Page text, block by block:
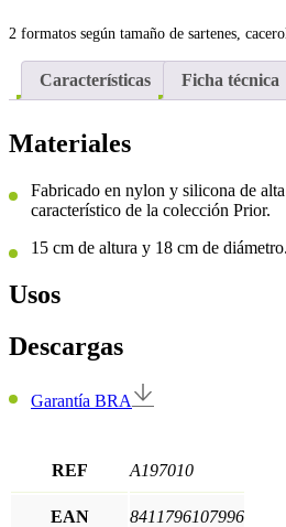
2 formatos según tamaño de sartenes,
Características Ficha técnica
Materiales
Fabricado en nylon y silicona de
característico de la colección Prior.
15 cm de altura y 18 cm de diámetro.
Usos
Descargas
Garantía BRA
REF A197010
EAN 8411796107996